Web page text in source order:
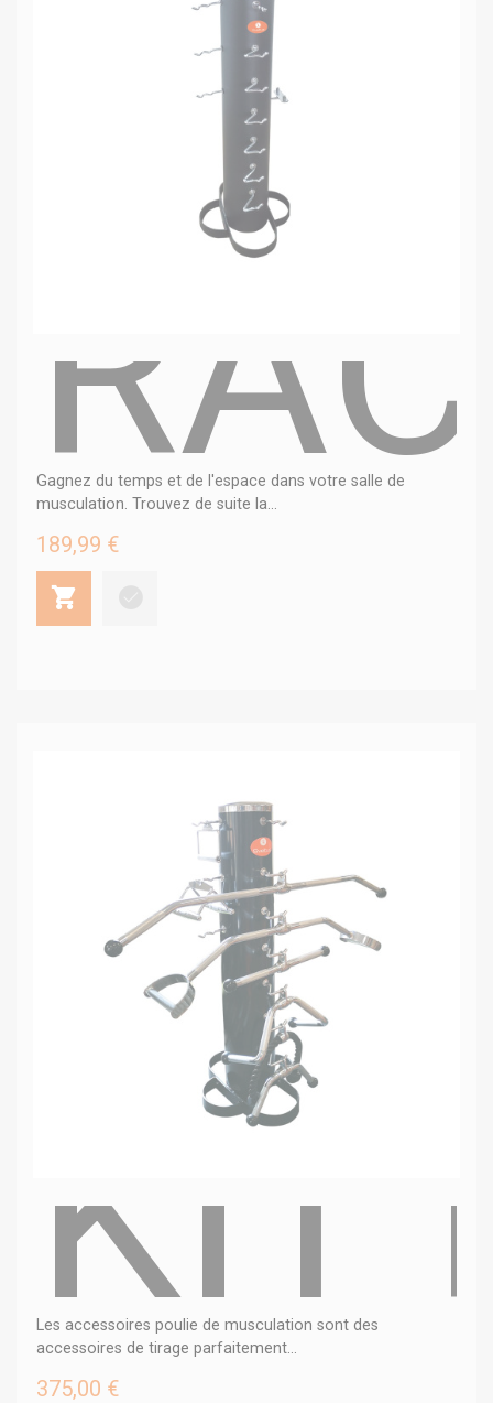
Gagnez du temps et de l'espace dans votre salle de
musculation. Trouvez de suite la...
189,99 €
KIT
Les accessoires poulie de musculation sont des
accessoires de tirage parfaitement...
375,00 €